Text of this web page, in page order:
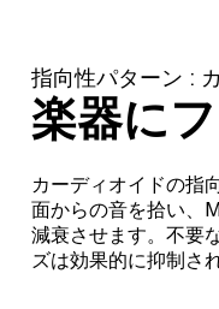
指向性パターン :
楽器に
カーディオイドの指
面からの音を拾い、
減衰させます。不要
ズは効果的に抑制さ